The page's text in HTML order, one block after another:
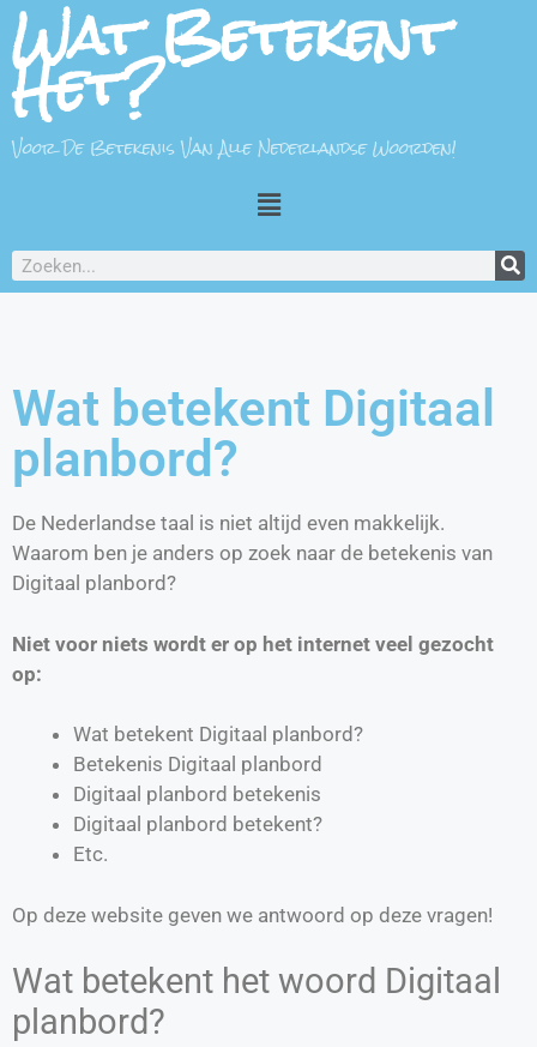
Wat Betekent
Het?
Voor De Betekenis Van Alle Nederlandse Woorden!
Wat betekent Digitaal
planbord?
De Nederlandse taal is niet altijd even makkelijk.
Waarom ben je anders op zoek naar de betekenis van
Digitaal planbord?
Niet voor niets wordt er op het internet veel gezocht
op:
Wat betekent Digitaal planbord?
Betekenis Digitaal planbord
Digitaal planbord betekenis
Digitaal planbord betekent?
Etc.
Op deze website geven we antwoord op deze vragen!
Wat betekent het woord Digitaal
planbord?